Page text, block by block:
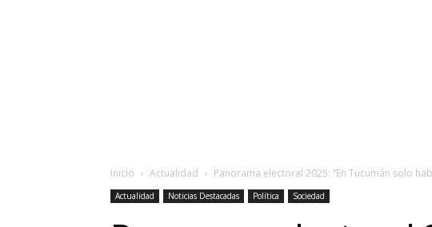
Inicio Actualidad Panorama electoral 2025: “En Tucumán solo
Actualidad Noticias Destacadas Política Sociedad